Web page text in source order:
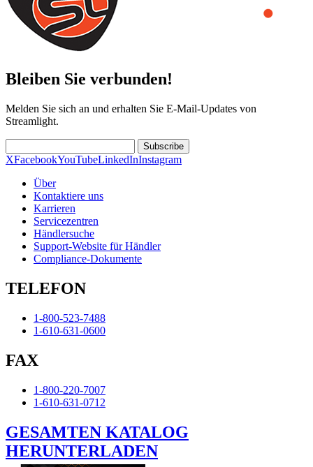
Bleiben Sie verbunden!
Melden Sie sich an und erhalten Sie E-Mail-Updates von
Streamlight.
Subscribe
XFacebookYouTubeLinkedInInstagram
Über
Kontaktiere uns
Karrieren
Servicezentren
Händlersuche
Support-Website für Händler
Compliance-Dokumente
TELEFON
1-800-523-7488
1-610-631-0600
FAX
1-800-220-7007
1-610-631-0712
GESAMTEN KATALOG
HERUNTERLADEN